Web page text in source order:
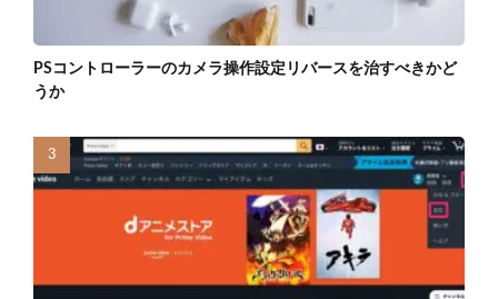
PSコントローラーのカメラ操作設定リバースを治すべきかど
うか